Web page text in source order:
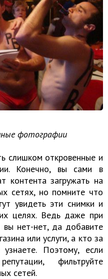
фотографии
слишком откровенные и
Конечно, вы сами в
контента загружать на
сетях, но помните что
увидеть эти снимки и
целях. Ведь даже при
вы нет-нет, да добавите
или услуги, а кто за
Поэтому, если
фильтруйте
сетей.